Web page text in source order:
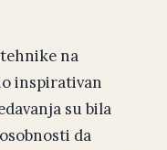
na
inspirativan
su bila
da